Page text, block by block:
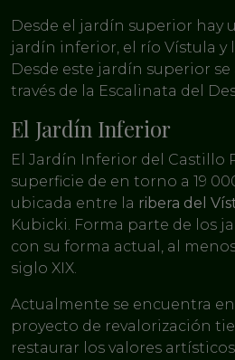
Desde el jardín superior hay
jardín inferior, el río Vístula y
Desde este jardín superior
través de la Escalinata del
El Jardín Inferior
El Jardín Inferior del Castillo
superficie de en torno a 19
ubicada entre la ribera del
Kubicki. Forma parte de los
con su forma actual, al
siglo XIX.
Actualmente se encuentra en
proyecto de revalorización
restaurar los valores